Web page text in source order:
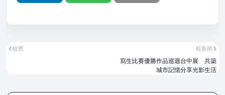
較新的
寫生比賽優勝作品巡迴台中展 共築
城市記憶分享光影生活
較舊